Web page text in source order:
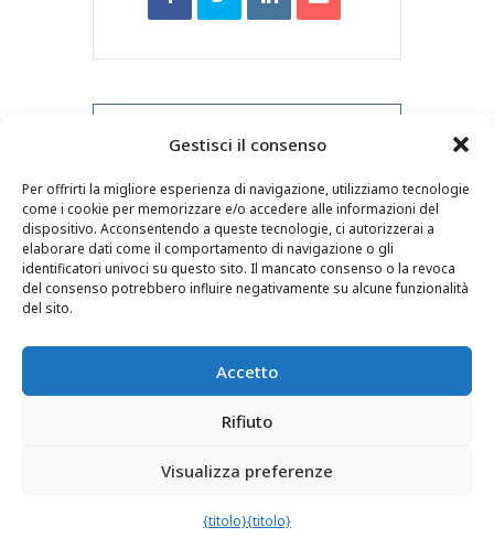
Gestisci il consenso
Per offrirti la migliore esperienza di navigazione, utilizziamo tecnologie
come i cookie per memorizzare e/o accedere alle informazioni del
dispositivo. Acconsentendo a queste tecnologie, ci autorizzerai a
elaborare dati come il comportamento di navigazione o gli
identificatori univoci su questo sito. Il mancato consenso o la revoca
del consenso potrebbero influire negativamente su alcune funzionalità
del sito.
Accetto
Rifiuto
Visualizza preferenze
{titolo}{titolo}
Evento NXT
CONTATTI
© 2025 – FRÉDÉRIC LENOIR – TUTTI I DIRITTI RISERVATI